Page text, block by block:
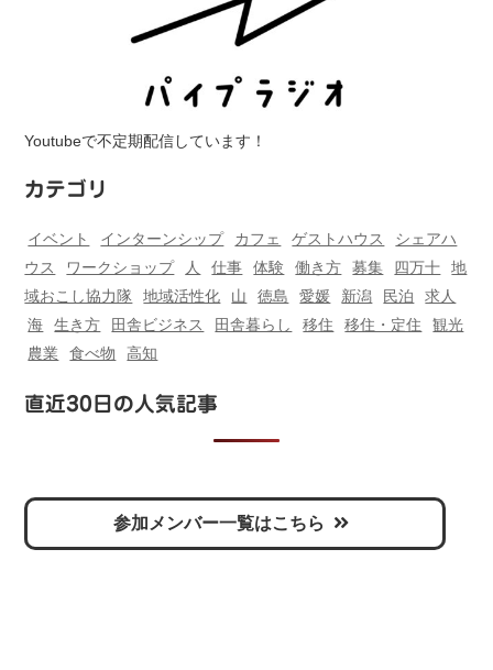
Youtubeで不定期配信しています！
カテゴリ
イベント インターンシップ カフェ ゲストハウス
シェアハ
ウス
ワークショップ 人 仕事 体験 働き方 募集 四万十
地
域おこし協力隊
地域活性化 山 徳島 愛媛 新潟 民泊
求人
海
生き方 田舎ビジネス 田舎暮らし 移住 移住・定住
観光
農業
食べ物 高知
直近30日の人気記事
参加メンバー一覧はこちら